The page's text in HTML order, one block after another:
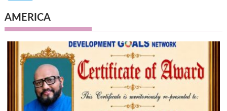
AMERICA